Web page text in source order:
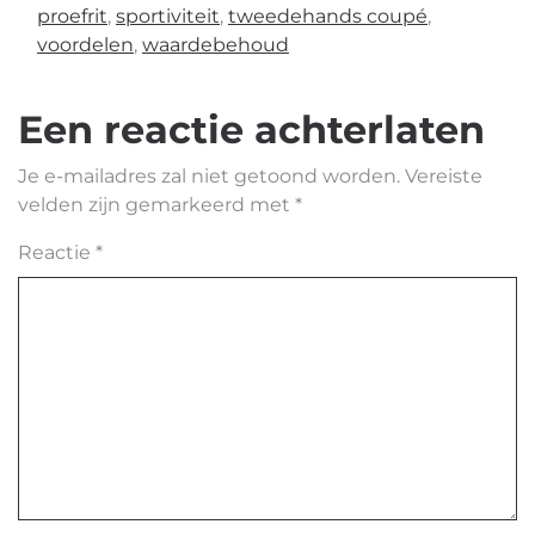
proefrit, sportiviteit, tweedehands coupé,
voordelen, waardebehoud
Een reactie achterlaten
Je e-mailadres zal niet getoond worden. Vereiste
velden zijn gemarkeerd met *
Reactie *